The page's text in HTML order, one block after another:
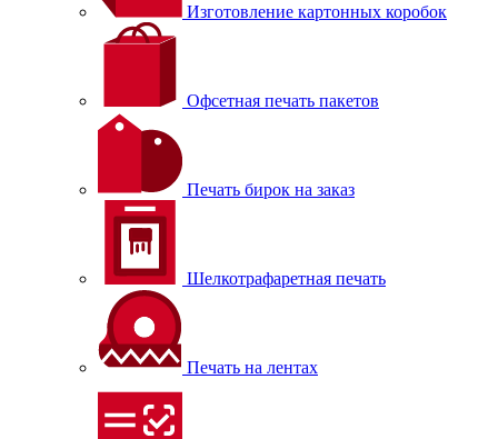
Изготовление картонных коробок
Офсетная печать пакетов
Печать бирок на заказ
Шелкотрафаретная печать
Печать на лентах